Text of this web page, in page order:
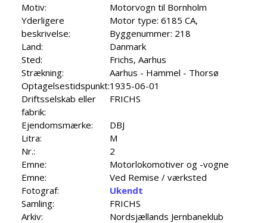
Motiv:
Motorvogn til Bornholm
Yderligere
beskrivelse:
Motor type: 6185 CA,
Byggenummer: 218
Land:
Danmark
Sted:
Frichs, Aarhus
Strækning:
Aarhus - Hammel - Thorsø
Optagelsestidspunkt:1935-06-01
Driftsselskab eller
fabrik:
FRICHS
Ejendomsmærke:
DBJ
Litra:
M
Nr.:
2
Emne:
Motorlokomotiver og -vogne
Emne:
Ved Remise / værksted
Fotograf:
Ukendt
Samling:
FRICHS
Arkiv:
Nordsjællands Jernbaneklub